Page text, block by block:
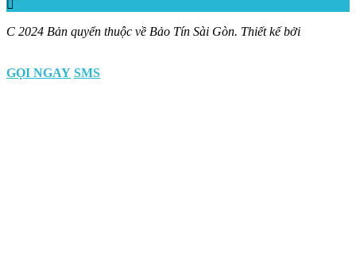
C 2024 Bản quyển thuộc về Bảo Tín Sài Gòn. Thiết kế bởi
GỌI NGAY SMS